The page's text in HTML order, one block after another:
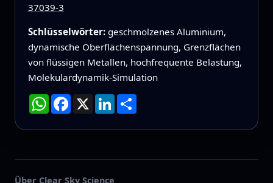
37039-3
Schlüsselwörter: geschmolzenes Aluminium,
dynamische Oberflächenspannung, Grenzflächen
von flüssigen Metallen, hochfrequente Belastung,
Molekulardynamik-Simulation
WhatsApp
Facebook
X LinkedInTeilen
Über Clear Sky Science